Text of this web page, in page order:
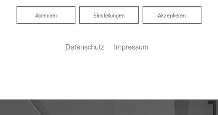
Akzeptieren
Einstellungen
Ablehnen
Ablehnen
Datenschutz Impressum